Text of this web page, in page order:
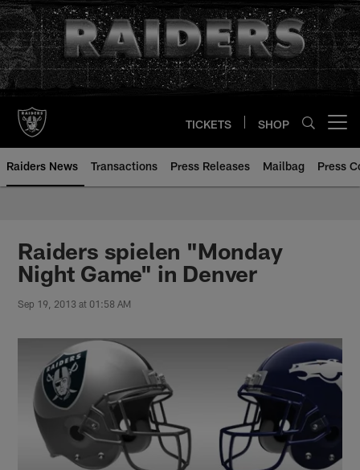
Skip
to
main
content
TICKETS SHOP
Raiders News Transactions Press Releases Mailbag Press
Raiders spielen "Monday
Night Game" in Denver
Sep 19, 2013 at 01:58 AM